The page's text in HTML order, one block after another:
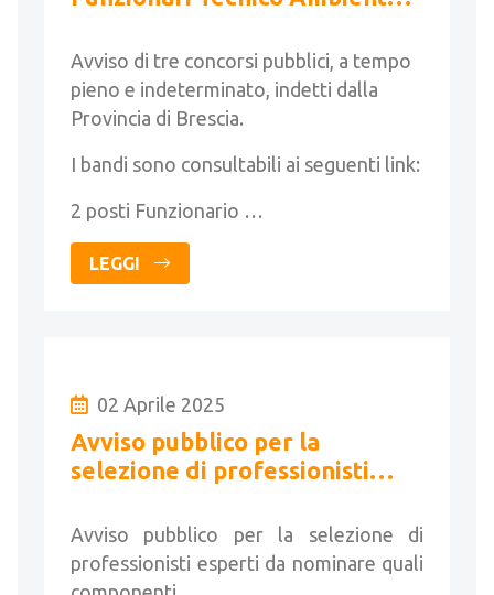
Istruttore Tecnico
Avviso di tre concorsi pubblici, a tempo
pieno e indeterminato, indetti dalla
Provincia di Brescia.
I bandi sono consultabili ai seguenti link:
2 posti Funzionario …
LEGGI
02 Aprile 2025
Avviso pubblico per la
selezione di professionisti
Avviso pubblico per la selezione di
professionisti esperti da nominare quali